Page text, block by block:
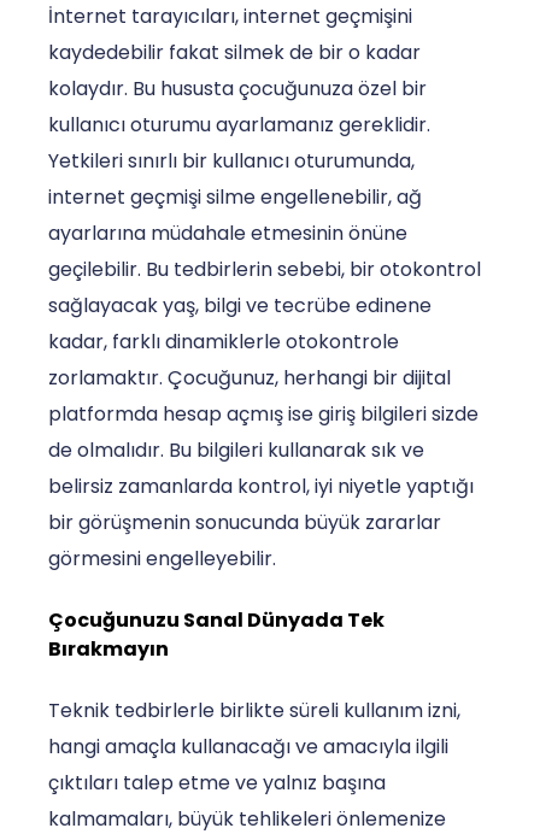
İnternet tarayıcıları, internet geçmişini
kaydedebilir fakat silmek de bir o kadar
kolaydır. Bu hususta çocuğunuza özel bir
kullanıcı oturumu ayarlamanız gereklidir.
Yetkileri sınırlı bir kullanıcı oturumunda,
internet geçmişi silme engellenebilir, ağ
ayarlarına müdahale etmesinin önüne
geçilebilir. Bu tedbirlerin sebebi, bir otokontrol
sağlayacak yaş, bilgi ve tecrübe edinene
kadar, farklı dinamiklerle otokontrole
zorlamaktır. Çocuğunuz, herhangi bir dijital
platformda hesap açmış ise giriş bilgileri sizde
de olmalıdır. Bu bilgileri kullanarak sık ve
belirsiz zamanlarda kontrol, iyi niyetle yaptığı
bir görüşmenin sonucunda büyük zararlar
görmesini engelleyebilir.
Çocuğunuzu Sanal Dünyada Tek
Bırakmayın
Teknik tedbirlerle birlikte süreli kullanım izni,
hangi amaçla kullanacağı ve amacıyla ilgili
çıktıları talep etme ve yalnız başına
kalmamaları, büyük tehlikeleri önlemenize